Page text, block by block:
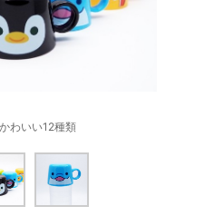
わいい12種類